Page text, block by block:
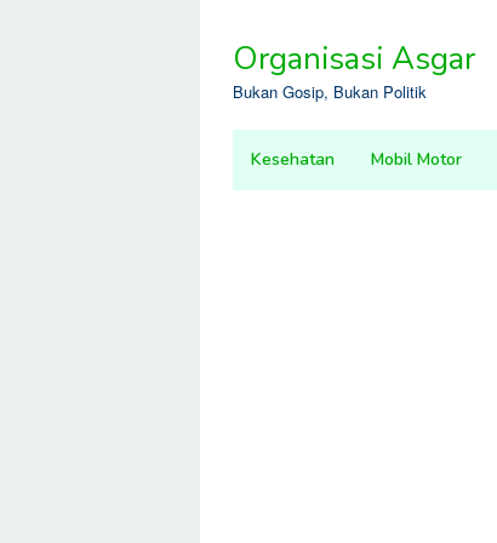
contentOrganisasi Asgar
Bukan Gosip, Bukan Politik
Kesehatan Mobil Motor